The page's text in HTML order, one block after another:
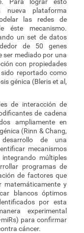
nueva plataforma
las redes de
éste mecanismo.
un set de datos
de 50 genes
ser mediado por una
con propiedades
reportado como
génica (Bleris et al,
de interacción de
de cadena
ampliamente en
(Rinn & Chang,
de una
mecanismos
múltiples
programas de
de factores que
matemáticamente y
blancos óptimos
por esta
experimental
para confirmar
cáncer.